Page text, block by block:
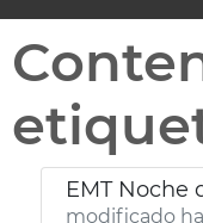
EMT Noche
modificado